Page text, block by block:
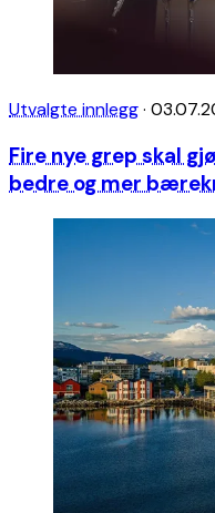
Utvalgte innlegg·
Fire nye grep skal
bedre og mer